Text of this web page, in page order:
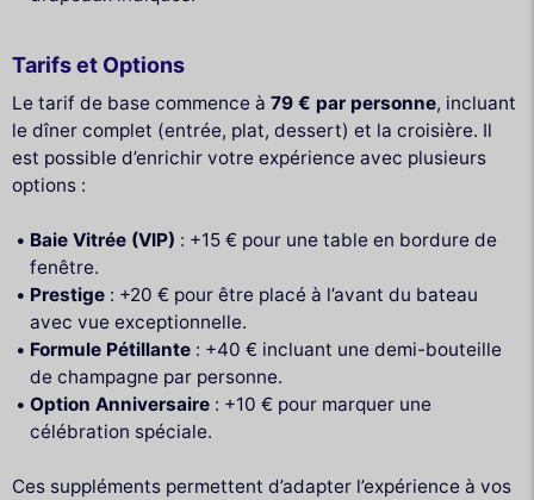
Tarifs et Options
Le tarif de base commence à 79 € par personne, incluant
le dîner complet (entrée, plat, dessert) et la croisière. Il
est possible d’enrichir votre expérience avec plusieurs
options :
Baie Vitrée (VIP) : +15 € pour une table en bordure de
fenêtre.
Prestige : +20 € pour être placé à l’avant du bateau
avec vue exceptionnelle.
Formule Pétillante : +40 € incluant une demi-bouteille
de champagne par personne.
Option Anniversaire : +10 € pour marquer une
célébration spéciale.
Ces suppléments permettent d’adapter l’expérience à vos